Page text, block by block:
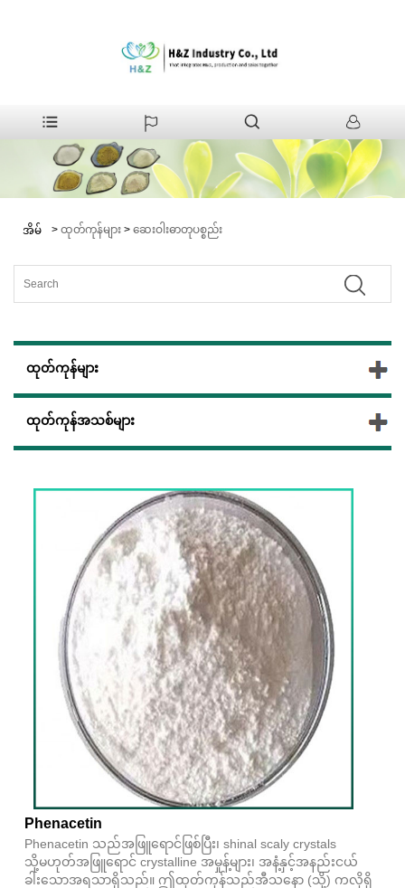
အိမ် > ထုတ်ကုန်များ > ဆေးဝါးဓာတုပစ္စည်း
ထုတ်ကုန်များ
ထုတ်ကုန်အသစ်များ
Phenacetin
Phenacetin သည်အဖြူရောင်ဖြစ်ပြီး၊ shinal scaly crystals
သို့မဟုတ်အဖြူရောင် crystalline အမှုန့်များ၊ အနံ့နှင့်အနည်းငယ်
ခါးသောအရသာရှိသည်။ ဤထုတ်ကုန်သည်အီသနော (သို့) ကလိုရို